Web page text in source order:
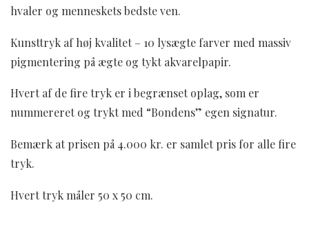
hvaler og menneskets bedste ven.
Kunsttryk af høj kvalitet – 10 lysægte farver med massiv
pigmentering på ægte og tykt akvarelpapir.
Hvert af de fire tryk er i begrænset oplag, som er
nummereret og trykt med “Bondens” egen signatur.
Bemærk at prisen på 4.000 kr. er samlet pris for alle fire
tryk.
Hvert tryk måler 50 x 50 cm.